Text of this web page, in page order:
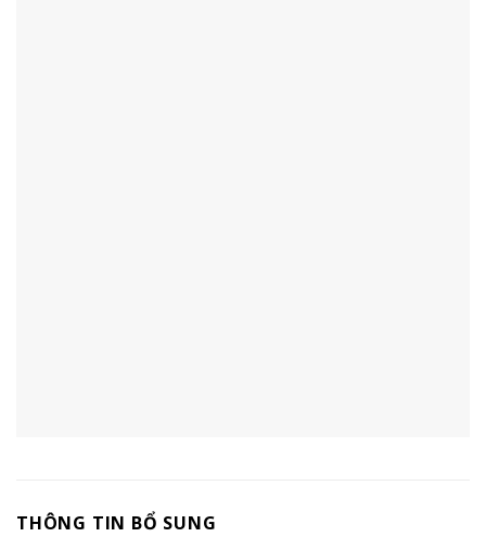
THÔNG TIN BỔ SUNG